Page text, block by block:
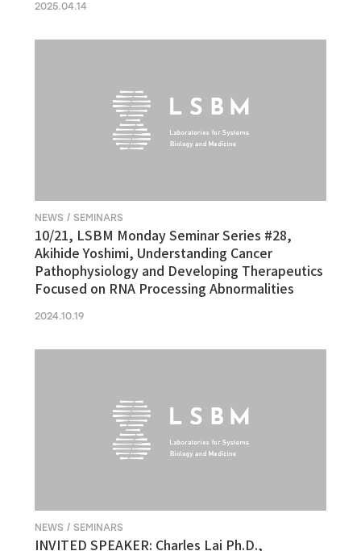
2025.04.14
NEWS / SEMINARS
10/21, LSBM Monday Seminar Series #28,
Akihide Yoshimi, Understanding Cancer
Pathophysiology and Developing Therapeutics
Focused on RNA Processing Abnormalities
2024.10.19
NEWS / SEMINARS
INVITED SPEAKER: Charles Lai Ph.D.,